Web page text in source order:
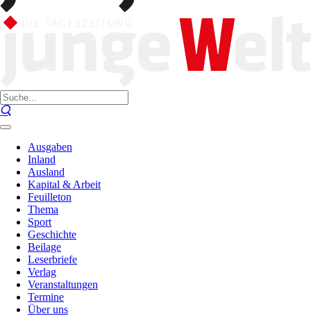
Ausgaben
Inland
Ausland
Kapital & Arbeit
Feuilleton
Thema
Sport
Geschichte
Beilage
Leserbriefe
Verlag
Veranstaltungen
Termine
Über uns